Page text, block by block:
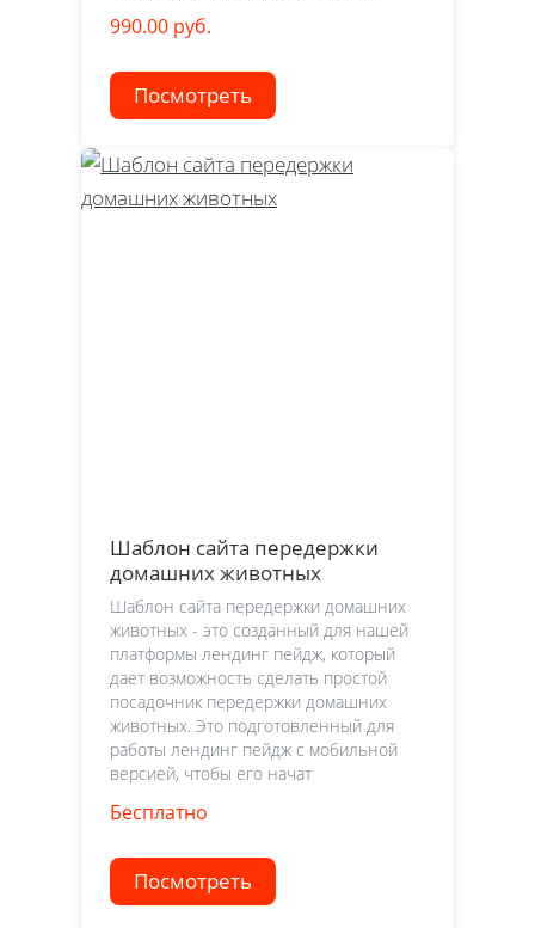
990.00 руб.
Посмотреть
Шаблон сайта передержки
домашних животных
Шаблон сайта передержки домашних
животных - это созданный для нашей
платформы лендинг пейдж, который
дает возможность сделать простой
посадочник передержки домашних
животных. Это подготовленный для
работы лендинг пейдж с мобильной
версией, чтобы его начат
Бесплатно
Посмотреть